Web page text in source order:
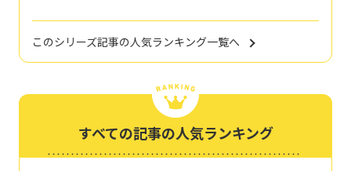
このシリーズ記事の人気ランキング一覧へ
すべての記事の人気ランキング